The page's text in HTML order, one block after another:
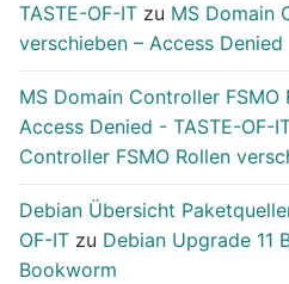
TASTE-OF-IT zu MS Domain
verschieben – Access Denied
MS Domain Controller
Access Denied - TASTE-OF-
Controller FSMO Rollen
Debian Übersicht
OF-IT zu Debian Upgrade 11
Bookworm